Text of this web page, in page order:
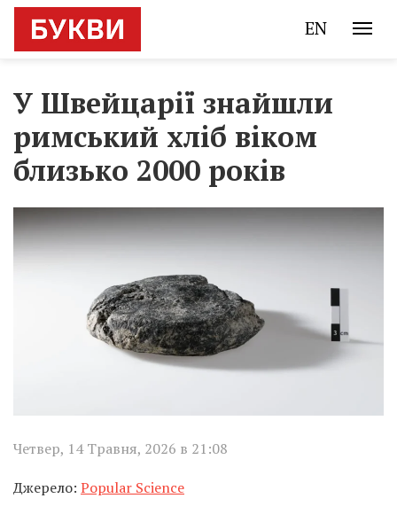
EN
У Швейцарії знайшли
римський хліб віком
близько 2000 років
Четвер, 14 Травня, 2026 в 21:08
Джерело: Popular Science